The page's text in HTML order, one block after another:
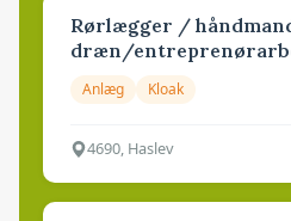
Rørlægger /
dræn/
Anlæg Kloak
4690, Haslev